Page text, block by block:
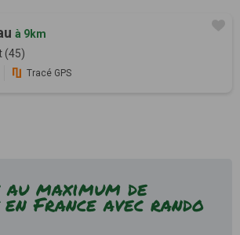
à 9km
(45)
Tracé GPS
maximum de
France avec rando